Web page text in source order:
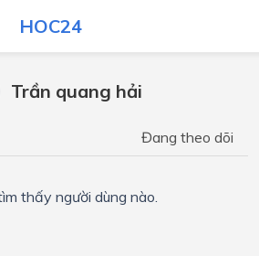
HOC24
Trần quang hải
Đang theo dõi
thấy người dùng nào.